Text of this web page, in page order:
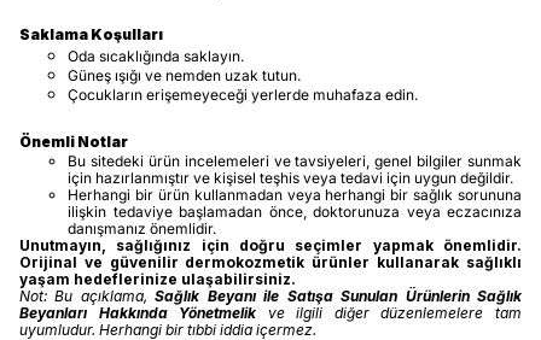
Saklama Koşulları
Oda sıcaklığında saklayın.
Güneş ışığı ve nemden uzak tutun.
Çocukların erişemeyeceği yerlerde muhafaza edin.
Önemli Notlar
Bu sitedeki ürün incelemeleri ve tavsiyeleri, genel bilgiler sunmak
için hazırlanmıştır ve kişisel teşhis veya tedavi için uygun değildir.
Herhangi bir ürün kullanmadan veya herhangi bir sağlık sorununa
ilişkin tedaviye başlamadan önce, doktorunuza veya eczacınıza
danışmanız önemlidir.
Unutmayın, sağlığınız için doğru seçimler yapmak önemlidir.
Orijinal ve güvenilir dermokozmetik ürünler kullanarak sağlıklı
yaşam hedeflerinize ulaşabilirsiniz.
Not: Bu açıklama,Sağlık Beyanı ile Satışa Sunulan Ürünlerin Sağlık
Beyanları Hakkında Yönetmelik ve ilgili diğer düzenlemelere tam
uyumludur. Herhangi bir tıbbi iddia içermez.